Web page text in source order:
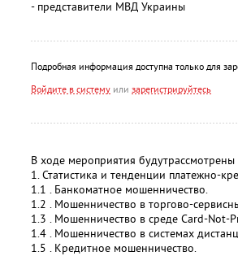
- представители МВД Украины
Подробная информация доступна только для
Войдите в систему или зарегистрируйтесь
В ходе мероприятия
1. Статистика и тенденции платежно-
1.1 . Банкоматное мошенничество.
1.2 . Мошенничество в торгово-
1.3 . Мошенничество в среде Card-Not-
1.4 . Мошенничество в системах
1.5 . Кредитное мошенничество.